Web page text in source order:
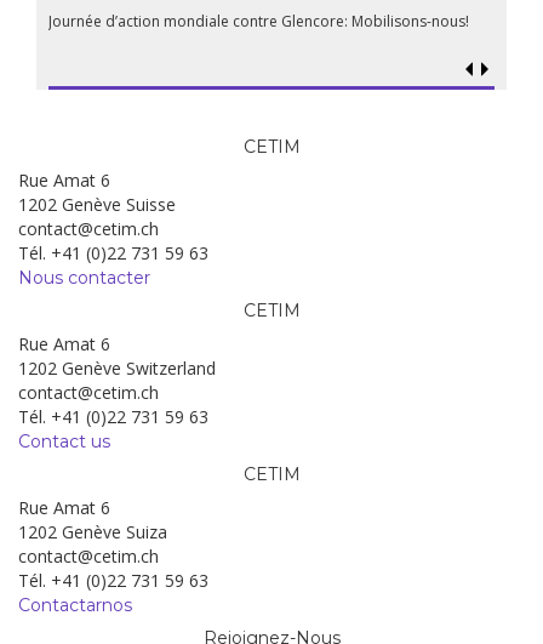
Journée d’action mondiale contre Glencore: Mobilisons-nous!
CETIM
Rue Amat 6
1202 Genève Suisse
contact@cetim.ch
Tél. +41 (0)22 731 59 63
Nous contacter
CETIM
Rue Amat 6
1202 Genève Switzerland
contact@cetim.ch
Tél. +41 (0)22 731 59 63
Contact us
CETIM
Rue Amat 6
1202 Genève Suiza
contact@cetim.ch
Tél. +41 (0)22 731 59 63
Contactarnos
Rejoignez-Nous